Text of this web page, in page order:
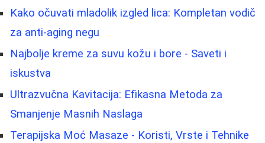
Kako očuvati mladolik izgled lica: Kompletan vodič
za anti-aging negu
Najbolje kreme za suvu kožu i bore - Saveti i
iskustva
Ultrazvučna Kavitacija: Efikasna Metoda za
Smanjenje Masnih Naslaga
Terapijska Moć Masaze - Koristi, Vrste i Tehnike